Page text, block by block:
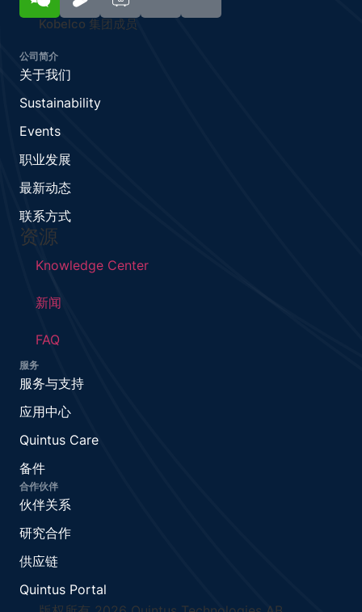
Kobelco 集团成员
公司简介
关于我们
Sustainability
Events
职业发展
最新动态
联系方式
资源
Knowledge Center
新闻
FAQ
服务
服务与支持
应用中心
Quintus Care
备件
合作伙伴
伙伴关系
研究合作
供应链
Quintus Portal